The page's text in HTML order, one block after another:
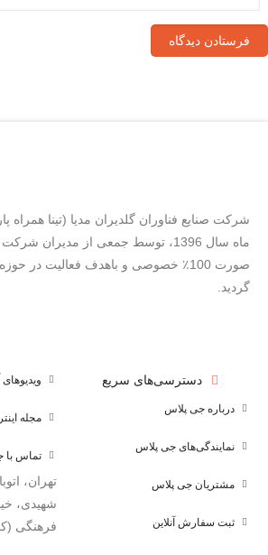
ماه سال 1396، توسط جمعی از مدیران
گردید.
دسترسی‌های سریع
درباره جی پلاس
نمایندگی‌های جی پلاس
مشتریان جی پلاس
ثبت سفارش آنلاین
مجله
تماس با
تهران،
شهیدی،
فرهنگی